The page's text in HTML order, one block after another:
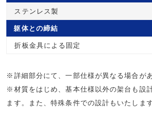
ステンレス製
躯体との締結
折板金具による固定
※詳細部分にて、一部仕様が異なる場合が
※材質をはじめ、基本仕様以外の架台も設
ます。また、特殊条件での設計もいたします